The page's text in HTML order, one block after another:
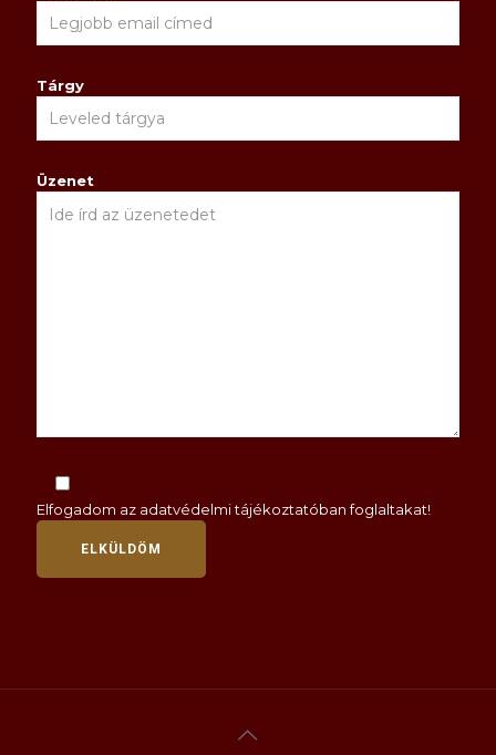
Tárgy
Üzenet
Elfogadom az adatvédelmi tájékoztatóbanfoglaltakat!